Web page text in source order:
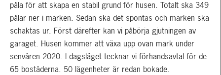
påla för att skapa en stabil grund för husen. Totalt ska 349
pålar ner i marken. Sedan ska det spontas och marken ska
schaktas ur. Först därefter kan vi påbörja gjutningen av
garaget. Husen kommer att växa upp ovan mark under
senvåren 2020. I dagsläget tecknar vi förhandsavtal för de
65 bostäderna. 50 lägenheter är redan bokade.